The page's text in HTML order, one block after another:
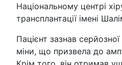
Національному центрі
трансплантації імені
Пацієнт зазнав
міни, що призвела до